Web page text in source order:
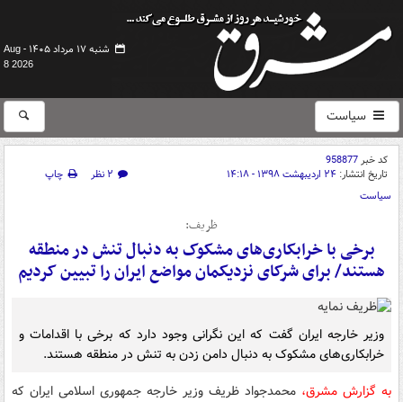
شنبه ۱۷ مرداد ۱۴۰۵ -
Aug
8 2026
سیاست
کد خبر958877
تاریخ انتشار: ۲۴ اردیبهشت ۱۳۹۸ - ۱۴:۱۸ ۲ نظر
چاپ
سیاست
ظریف:
برخی با خرابکاری‌های مشکوک به دنبال تنش در منطقه
هستند/ برای شرکای نزدیکمان مواضع ایران را تبیین کردیم
وزیر خارجه ایران گفت که این نگرانی وجود دارد که برخی با اقدامات و
خرابکاری‌های مشکوک به دنبال دامن زدن به تنش در منطقه هستند.
به گزارش مشرق، محمدجواد ظریف وزیر خارجه جمهوری اسلامی ایران که